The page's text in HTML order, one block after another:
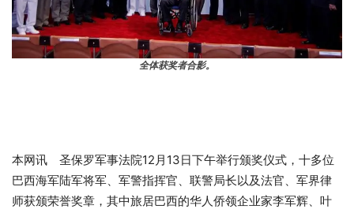
全体获奖者合影。
本网讯 圣保罗军事法院12月13日下午举行颁奖仪式，十多位
巴西海军陆军将军、军警指挥官、联警局长以及法官、军界律
师获颁荣誉奖章，其中旅居巴西的华人侨领企业家李军辉、叶